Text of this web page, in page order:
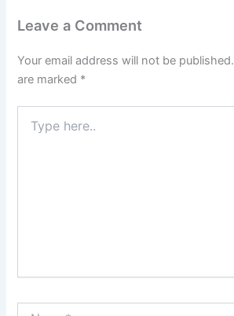
Leave a Comment
Your email address will not be published.
are marked *
here..